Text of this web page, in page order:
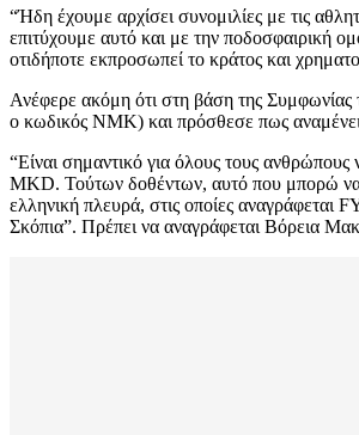
“Ήδη έχουμε αρχίσει συνομιλίες με τις
επιτύχουμε αυτό και με την ποδοσφαιρική
οτιδήποτε εκπροσωπεί το κράτος και
Ανέφερε ακόμη ότι στη βάση της Συμφωνίας
ο κωδικός ΝΜΚ) και πρόσθεσε πως αναμένει
“Είναι σημαντικό για όλους τους ανθρώπους
MKD. Τούτων δοθέντων, αυτό που μπορώ να
ελληνική πλευρά, στις οποίες αναγράφεται
Σκόπια”. Πρέπει να αναγράφεται Βόρεια